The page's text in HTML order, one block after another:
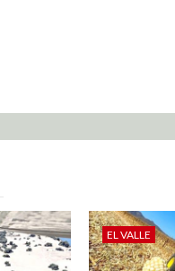
EL VALLE